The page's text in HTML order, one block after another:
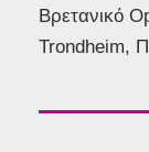
Βρετανικό
Trondheim,